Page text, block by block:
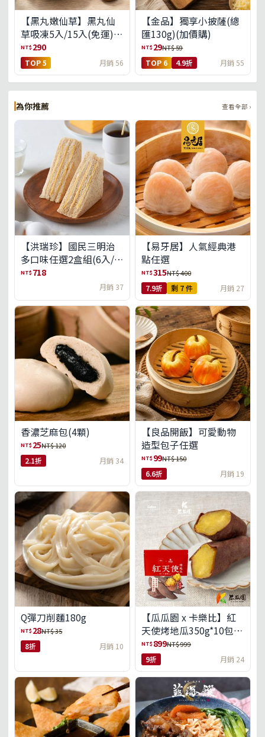
【黑丸嫩仙草】黑丸仙
草吸凍5入/15入(免運)
(預購中8/14出貨)
NT$ 290
TOP 5 月銷 56
【金品】獨享小披薩(總
匯130g)(加價購)
NT$ 29NT$ 59
TOP 6 4.9折 月銷 55
為你推薦 查看全部 ›
【洪瑞珍】國民三明治
多口味任選2盒組(6入/
盒)(免運)
NT$ 718
月銷 37
【易牙居】人氣經典港
點任選
NT$315NT$ 400
7.9折 剩 7 件 月銷 27
香濃芝麻包(4顆)
NT$ 25NT$ 120
2.1折 月銷 34
【良品開飯】可愛動物
造型包子任選
NT$ 99NT$ 150
6.6折 月銷 19
Q彈刀削麵180g
NT$ 28NT$ 35
8折 月銷 10
【瓜瓜園 x 卡樂比】紅
天使烤地瓜350g*10包
(免運組)
NT$ 899NT$ 999
9折 月銷 24